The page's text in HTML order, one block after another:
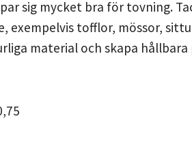
sig mycket bra för tovning.
exempelvis tofflor, mössor,
material och skapa hållbara